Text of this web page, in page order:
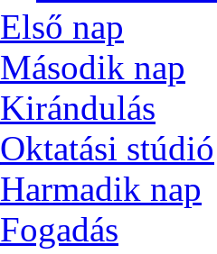
El­ső nap
Má­so­dik nap
Ki­rán­du­lás
Ok­ta­tá­si stú­dió
Har­ma­dik nap
Fo­ga­dás